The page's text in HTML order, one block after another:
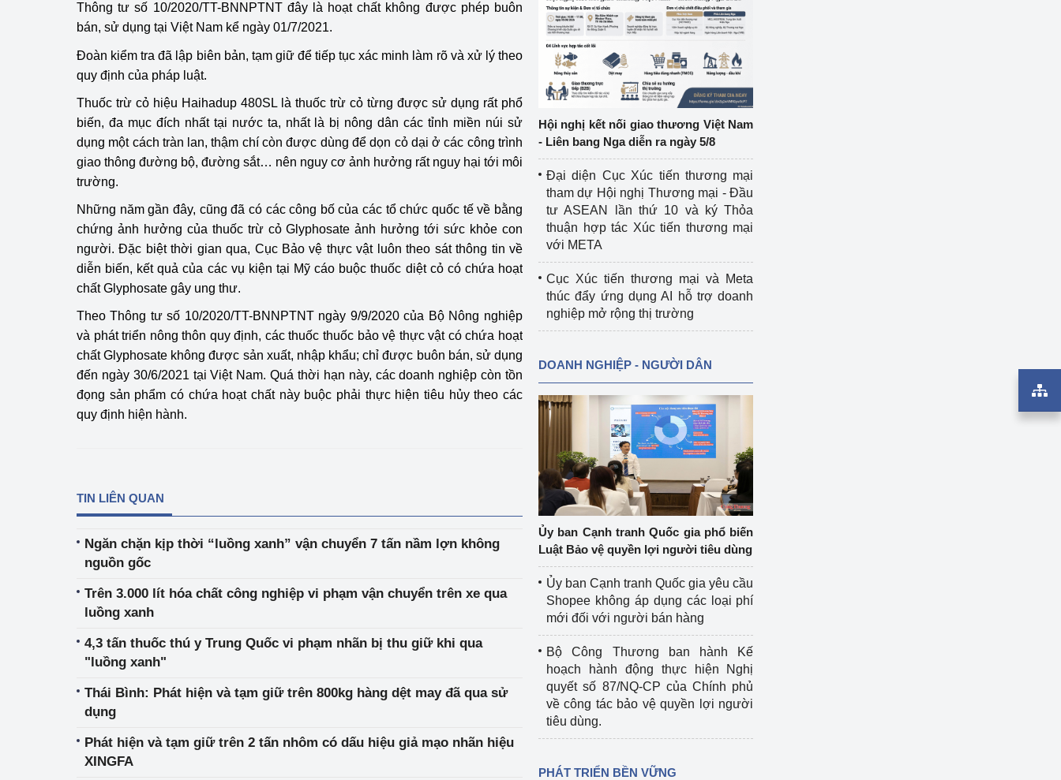
Thị trường châu Âu – châu Mỹ
Ngành Công Thương đưa nghị quyết
Đại hội XIV của Đảng vào cuộc sống
Phát triển công nghiệp
Chính sách
Sản xuất công nghiệp
Phát triển năng lượng
Thông tư số 10/2020/TT-BNNPTNT đây là hoạt chất không được phép buôn
bán, sử dụng tại Việt Nam kể ngày 01/7/2021.
Đoàn kiểm tra đã lập biên bản, tạm giữ để tiếp tục xác minh làm rõ và xử lý theo
quy định của pháp luật.
Thuốc trừ cỏ hiệu Haihadup 480SL là thuốc trừ cỏ từng được sử dụng rất phổ
biến, đa mục đích nhất tại nước ta, nhất là bị nông dân các tỉnh miền núi sử
dụng một cách tràn lan, thậm chí còn được dùng để dọn cỏ dại ở các công trình
giao thông đường bộ, đường sắt… nên nguy cơ ảnh hưởng rất nguy hại tới môi
trường.
Những năm gần đây, cũng đã có các công bố của các tổ chức quốc tế về bằng
chứng ảnh hưởng của thuốc trừ cỏ Glyphosate ảnh hưởng tới sức khỏe con
người. Đặc biệt thời gian qua, Cục Bảo vệ thực vật luôn theo sát thông tin về
diễn biến, kết quả của các vụ kiện tại Mỹ cáo buộc thuốc diệt cỏ có chứa hoạt
chất Glyphosate gây ung thư.
Theo Thông tư số 10/2020/TT-BNNPTNT ngày 9/9/2020 của Bộ Nông nghiệp
và phát triển nông thôn quy định, các thuốc thuốc bảo vệ thực vật có chứa hoạt
chất Glyphosate không được sản xuất, nhập khẩu; chỉ được buôn bán, sử dụng
đến ngày 30/6/2021 tại Việt Nam. Quá thời hạn này, các doanh nghiệp còn tồn
đọng sản phẩm có chứa hoạt chất này buộc phải thực hiện tiêu hủy theo các
quy định hiện hành.
TIN LIÊN QUAN
Ngăn chặn kịp thời “luồng xanh” vận chuyển 7 tấn nầm lợn không
nguồn gốc
Trên 3.000 lít hóa chất công nghiệp vi phạm vận chuyển trên xe qua
luồng xanh
4,3 tấn thuốc thú y Trung Quốc vi phạm nhãn bị thu giữ khi qua
"luồng xanh"
Thái Bình: Phát hiện và tạm giữ trên 800kg hàng dệt may đã qua sử
dụng
Phát hiện và tạm giữ trên 2 tấn nhôm có dấu hiệu giả mạo nhãn hiệu
XINGFA
Hội nghị kết nối giao thương Việt Nam
- Liên bang Nga diễn ra ngày 5/8
Đại diện Cục Xúc tiến thương mại
tham dự Hội nghị Thương mại - Đầu
tư ASEAN lần thứ 10 và ký Thỏa
thuận hợp tác Xúc tiến thương mại
với META
Cục Xúc tiến thương mại và Meta
thúc đẩy ứng dụng AI hỗ trợ doanh
nghiệp mở rộng thị trường
DOANH NGHIỆP - NGƯỜI DÂN
Ủy ban Cạnh tranh Quốc gia phổ biến
Luật Bảo vệ quyền lợi người tiêu dùng
Ủy ban Cạnh tranh Quốc gia yêu cầu
Shopee không áp dụng các loại phí
mới đối với người bán hàng
Bộ Công Thương ban hành Kế
hoạch hành động thực hiện Nghị
quyết số 87/NQ-CP của Chính phủ
về công tác bảo vệ quyền lợi người
tiêu dùng.
PHÁT TRIỂN BỀN VỮNG